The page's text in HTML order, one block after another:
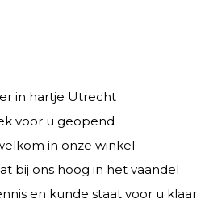
in hartje Utrecht
voor u geopend
in onze winkel
bij ons hoog in het vaandel
en kunde staat voor u klaar